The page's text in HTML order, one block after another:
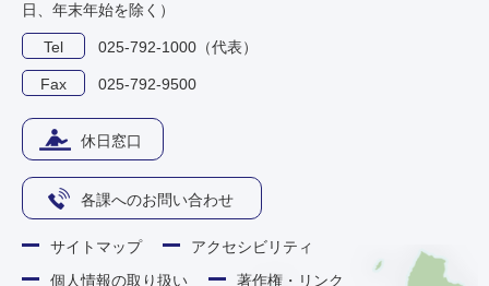
日、年末年始を除く）
Tel 025-792-1000（代表）
Fax 025-792-9500
休日窓口
各課へのお問い合わせ
サイトマップ
アクセシビリティ
個人情報の取り扱い
著作権・リンク